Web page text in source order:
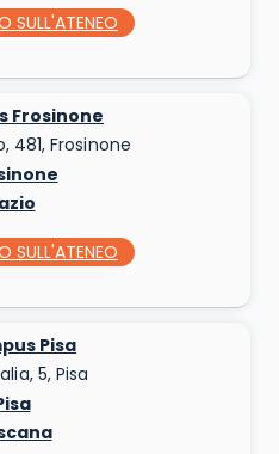
SULL'ATENEO
Frosinone
481, Frosinone
SULL'ATENEO
Pisa
5, Pisa